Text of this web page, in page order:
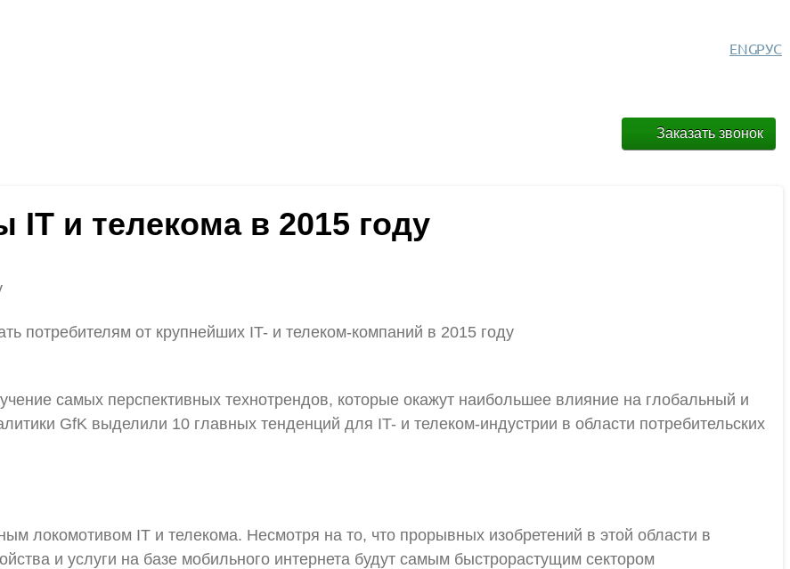
РУС
ENG
Заказать звонок
и телекома в 2015 году
потребителям от крупнейших IT- и телеком-компаний в 2015 году
самых перспективных технотрендов, которые окажут наибольшее влияние на глобальный и
GfK выделили 10 главных тенденций для IT- и телеком-индустрии в области потребительских
локомотивом IT и телекома. Несмотря на то, что прорывных изобретений в этой области в
и услуги на базе мобильного интернета будут самым быстрорастущим сектором